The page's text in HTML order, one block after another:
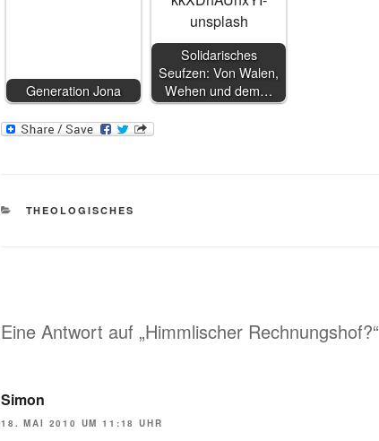
Generation Jona
Solidarisches
Seufzen: Von Walen,
Wehen und dem…
KATEGORIEN
THEOLOGISCHES
Eine Antwort auf „Himmlischer Rechnungshof?“
Simon
18. MAI 2010 UM 11:18 UHR